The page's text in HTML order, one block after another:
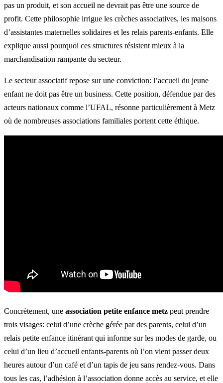
pas un produit, et son accueil ne devrait pas être une source de
profit. Cette philosophie irrigue les crèches associatives, les maisons
d’assistantes maternelles solidaires et les relais parents-enfants. Elle
explique aussi pourquoi ces structures résistent mieux à la
marchandisation rampante du secteur.
Le secteur associatif repose sur une conviction: l’accueil du jeune
enfant ne doit pas être un business. Cette position, défendue par des
acteurs nationaux comme l’UFAL, résonne particulièrement à Metz
où de nombreuses associations familiales portent cette éthique.
Concrètement, une association petite enfance metz peut prendre
trois visages: celui d’une crèche gérée par des parents, celui d’un
relais petite enfance itinérant qui informe sur les modes de garde, ou
celui d’un lieu d’accueil enfants-parents où l’on vient passer deux
heures autour d’un café et d’un tapis de jeu sans rendez-vous. Dans
tous les cas, l’adhésion à l’association donne accès au service, et elle